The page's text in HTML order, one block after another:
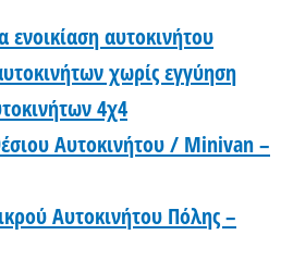
αυτοκινήτου
χωρίς εγγύηση
4χ4
Αυτοκινήτου / Minivan –
Αυτοκινήτου Πόλης –